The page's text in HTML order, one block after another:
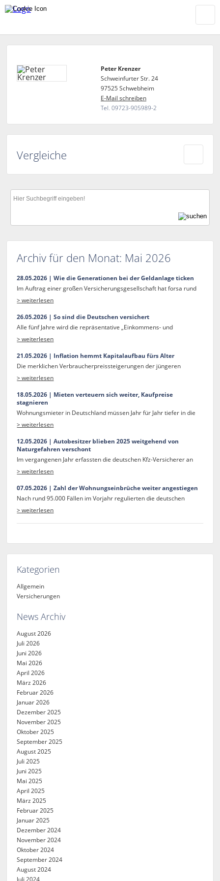
Peter Krenzer
Schweinfurter Str. 24
97525 Schwebheim
E-Mail schreiben
Tel. 09723-905989-2
Vergleiche
Archiv für den Monat: Mai 2026
28.05.2026 | Wie die Generationen bei der Geldanlage ticken
Im Auftrag einer großen Versicherungsgesellschaft hat forsa rund
> weiterlesen
26.05.2026 | So sind die Deutschen versichert
Alle fünf Jahre wird die repräsentative „Einkommens- und
> weiterlesen
21.05.2026 | Inflation hemmt Kapitalaufbau fürs Alter
Die merklichen Verbraucherpreissteigerungen der jüngeren
> weiterlesen
18.05.2026 | Mieten verteuern sich weiter, Kaufpreise
stagnieren
Wohnungsmieter in Deutschland müssen Jahr für Jahr tiefer in die
> weiterlesen
12.05.2026 | Autobesitzer blieben 2025 weitgehend von
Naturgefahren verschont
Im vergangenen Jahr erfassten die deutschen Kfz-Versicherer an
> weiterlesen
07.05.2026 | Zahl der Wohnungseinbrüche weiter angestiegen
Nach rund 95.000 Fällen im Vorjahr regulierten die deutschen
> weiterlesen
Kategorien
Allgemein
Versicherungen
News Archiv
August 2026
Juli 2026
Juni 2026
Mai 2026
April 2026
März 2026
Februar 2026
Januar 2026
Dezember 2025
November 2025
Oktober 2025
September 2025
August 2025
Juli 2025
Juni 2025
Mai 2025
April 2025
März 2025
Februar 2025
Januar 2025
Dezember 2024
November 2024
Oktober 2024
September 2024
August 2024
Juli 2024